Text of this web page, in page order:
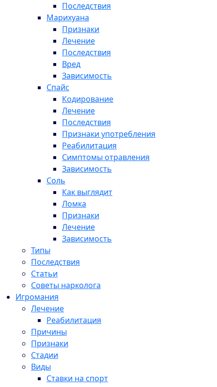
Последствия
Марихуана
Признаки
Лечение
Последствия
Вред
Зависимость
Спайс
Кодирование
Лечение
Последствия
Признаки употребления
Реабилитация
Симптомы отравления
Зависимость
Соль
Как выглядит
Ломка
Признаки
Лечение
Зависимость
Типы
Последствия
Статьи
Советы нарколога
Игромания
Лечение
Реабилитация
Причины
Признаки
Стадии
Виды
Ставки на спорт